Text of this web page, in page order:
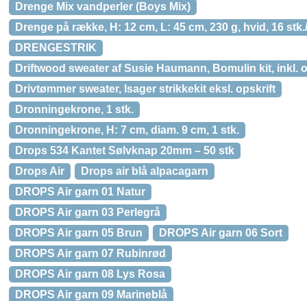
Drenge Mix vandperler (Boys Mix)
Drenge på række, H: 12 cm, L: 45 cm, 230 g, hvid, 16
DRENGESTRIK
Driftwood sweater af Susie Haumann, Bomulin kit, inkl.
Drivtømmer sweater, Isager strikkekit eksl. opskrift
Dronningekrone, 1 stk.
Dronningekrone, H: 7 cm, diam. 9 cm, 1 stk.
Drops 534 Kantet Sølvknap 20mm – 50 stk
Drops Air
Drops air blå alpacagarn
DROPS Air garn 01 Natur
DROPS Air garn 03 Perlegrå
DROPS Air garn 05 Brun
DROPS Air garn 06 Sort
DROPS Air garn 07 Rubinrød
DROPS Air garn 08 Lys Rosa
DROPS Air garn 09 Marineblå